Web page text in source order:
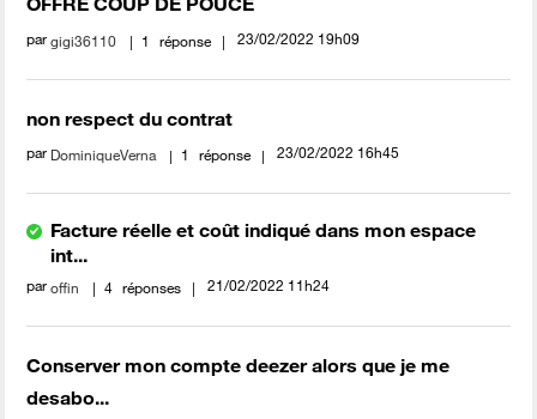
pargigi36110 1 réponse ‎23/02/2022 19h09
non respect du contrat
par DominiqueVerna 1 réponse ‎23/02/2022 16h45
Facture réelle et coût indiqué dans mon espace
int...
paroffin 4 réponses ‎21/02/2022 11h24
Conserver mon compte deezer alors que je me
desabo...